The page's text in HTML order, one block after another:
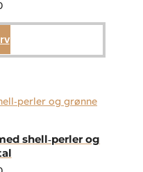
shell‑perler og